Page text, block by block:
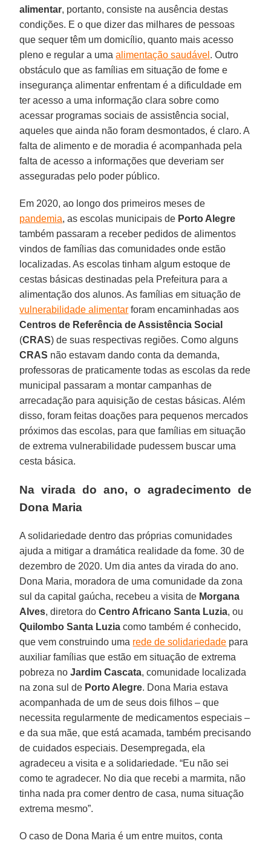
alimentar, portanto, consiste na ausência destas
condições. E o que dizer das milhares de pessoas
que sequer têm um domicílio, quanto mais acesso
pleno e regular a umaalimentação saudável . Outro
obstáculo que as famílias em situação de fome e
insegurança alimentar enfrentam é a dificuldade em
ter acesso a uma informação clara sobre como
acessar programas sociais de assistência social,
aqueles que ainda não foram desmontados, é claro. A
falta de alimento e de moradia é acompanhada pela
falta de acesso a informações que deveriam ser
asseguradas pelo poder público.
Em 2020, ao longo dos primeiros meses de
pandemia, as escolas municipais de Porto Alegre
também passaram a receber pedidos de alimentos
vindos de famílias das comunidades onde estão
localizadas. As escolas tinham algum estoque de
cestas básicas destinadas pela Prefeitura para a
alimentação dos alunos. As famílias em situação de
vulnerabilidade alimentar foram encaminhadas aos
Centros de Referência de Assistência Social
(CRAS) de suas respectivas regiões. Como alguns
CRAS não estavam dando conta da demanda,
professoras de praticamente todas as escolas da rede
municipal passaram a montar campanhas de
arrecadação para aquisição de cestas básicas. Além
disso, foram feitas doações para pequenos mercados
próximos das escolas, para que famílias em situação
de extrema vulnerabilidade pudessem buscar uma
cesta básica.
Na virada do ano, o agradecimento de
Dona Maria
A solidariedade dentro das próprias comunidades
ajuda a mitigar a dramática realidade da fome. 30 de
dezembro de 2020. Um dia antes da virada do ano.
Dona Maria, moradora de uma comunidade da zona
sul da capital gaúcha, recebeu a visita de Morgana
Alves, diretora doCentro Africano Santa Luzia, ou
Quilombo Santa Luzia como também é conhecido,
que vem construindo uma rede de solidariedade para
auxiliar famílias que estão em situação de extrema
pobreza noJardim Cascata, comunidade localizada
na zona sul de Porto Alegre. Dona Maria estava
acompanhada de um de seus dois filhos – que
necessita regularmente de medicamentos especiais –
e da sua mãe, que está acamada, também precisando
de cuidados especiais. Desempregada, ela
agradeceu a visita e a solidariedade. “Eu não sei
como te agradecer. No dia que recebi a marmita, não
tinha nada pra comer dentro de casa, numa situação
extrema mesmo”.
O caso de Dona Maria é um entre muitos, conta